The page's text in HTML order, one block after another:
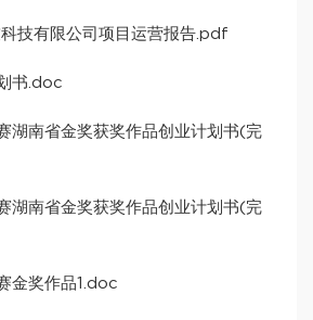
技有限公司项目运营报告.pdf
书.doc
湖南省金奖获奖作品创业计划书(完
湖南省金奖获奖作品创业计划书(完
金奖作品1.doc